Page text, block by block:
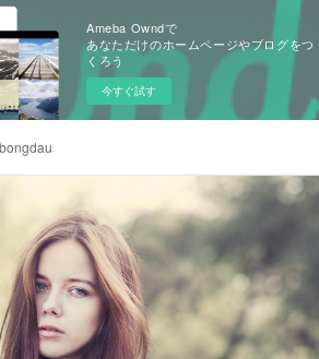
Ameba Owndで
あなただけのホームページやブログをつ
くろう
今すぐ試す
Com